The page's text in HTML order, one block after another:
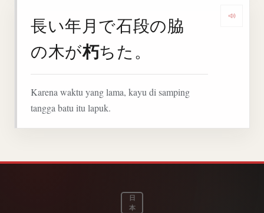
長い年月で石段の脇
の木が朽ちた。
Karena waktu yang lama, kayu di samping
tangga batu itu lapuk.
日
本